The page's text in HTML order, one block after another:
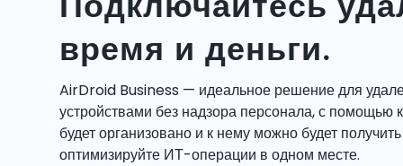
время и деньги.
AirDroid Business — идеальное решение для
устройствами без надзора персонала, с помощью
будет организовано и к нему можно будет
оптимизируйте ИТ-операции в одном месте.